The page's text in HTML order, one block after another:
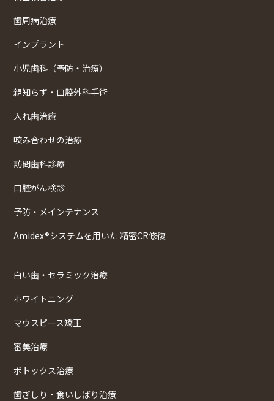
歯周病治療
インプラント
小児歯科（予防・治療）
親知らず・口腔外科手術
入れ歯治療
咬み合わせの治療
訪問歯科診療
口腔がん検診
予防・メインテナンス
Amidex®システムを用いた 精密CR修復
白い歯・セラミック治療
ホワイトニング
マウスピース矯正
審美治療
ボトックス治療
歯ぎしり・食いしばり治療